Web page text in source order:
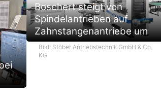
Boschert steigt von
Spindelantrieben auf
Zahnstangenantriebe um
Bild: Stöber Antriebstechnik GmbH & Co.
KG